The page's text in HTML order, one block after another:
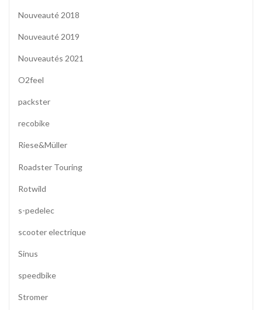
Nouveauté 2018
Nouveauté 2019
Nouveautés 2021
O2feel
packster
recobike
Riese&Müller
Roadster Touring
Rotwild
s-pedelec
scooter electrique
Sinus
speedbike
Stromer